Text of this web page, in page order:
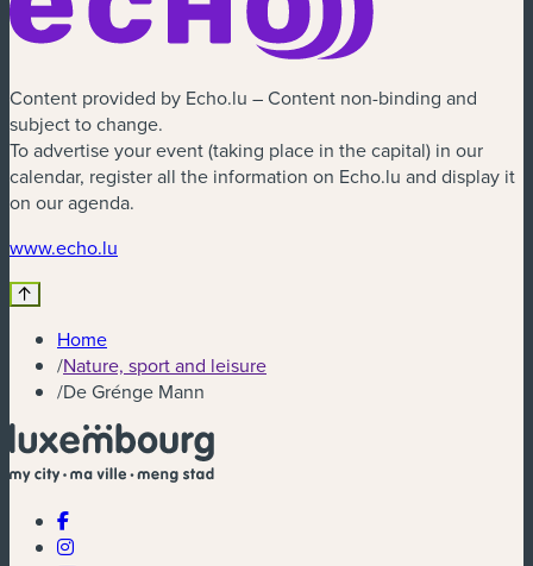
Content provided by Echo.lu – Content non-binding and
subject to change.
To advertise your event (taking place in the capital) in our
calendar, register all the information on Echo.lu and display it
on our agenda.
www.echo.lu
Home
/Nature, sport and leisure
/De Grénge Mann